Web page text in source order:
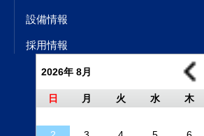
設備情報
採用情報
2026年 8月
日 月 火 水 木